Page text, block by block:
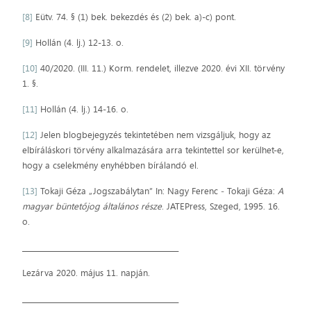
[8] Eütv. 74. § (1) bek. bekezdés és (2) bek. a)-c) pont.
[9] Hollán (4. lj.) 12-13. o.
[10] 40/2020. (III. 11.) Korm. rendelet, illezve 2020. évi XII. törvény
1. §.
[11] Hollán (4. lj.) 14-16. o.
[12] Jelen blogbejegyzés tekintetében nem vizsgáljuk, hogy az
elbíráláskori törvény alkalmazására arra tekintettel sor kerülhet-e,
hogy a cselekmény enyhébben bírálandó el.
[13] Tokaji Géza „Jogszabálytan” In: Nagy Ferenc ‒ Tokaji Géza:A
magyar büntetőjog általános része. JATEPress, Szeged, 1995. 16.
o.
Lezárva 2020. május 11. napján.